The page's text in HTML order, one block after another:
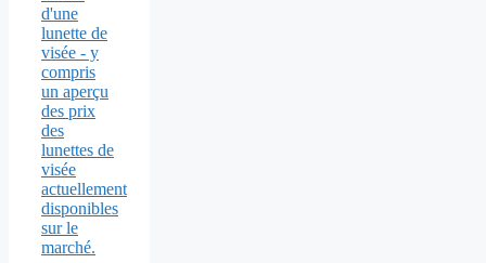
d'une
lunette de
visée - y
compris
un aperçu
des prix
des
lunettes de
visée
actuellement
disponibles
sur le
marché.